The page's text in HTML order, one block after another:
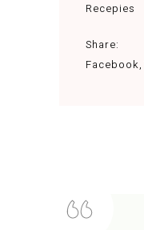
Recepies
Share:
Facebook